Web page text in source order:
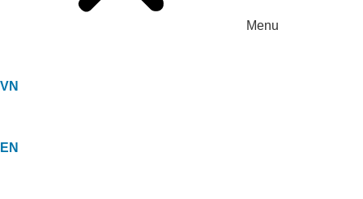
Menu
VN
EN